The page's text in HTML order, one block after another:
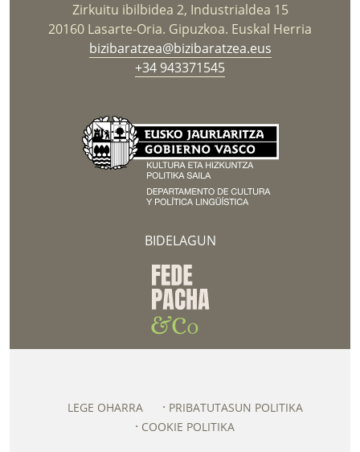
Zirkuitu ibilbidea 2, Industrialdea 15
20160 Lasarte-Oria. Gipuzkoa. Euskal Herria
bizibaratzea@bizibaratzea.eus
+34 943371545
BIDELAGUN
LEGE OHARRA
PRIBATUTASUN POLITIKA
COOKIE POLITIKA